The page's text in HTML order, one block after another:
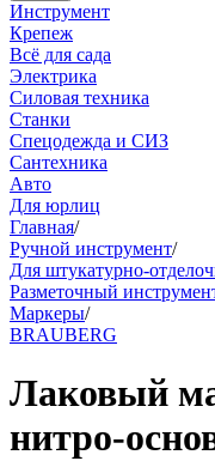
Инструмент
Крепеж
Всё для сада
Электрика
Силовая техника
Станки
Спецодежда и СИЗ
Сантехника
Авто
Для юрлиц
Главная/
Ручной инструмент/
Для штукатурно-
Разметочный
Маркеры/
BRAUBERG
Лаковый
нитро-